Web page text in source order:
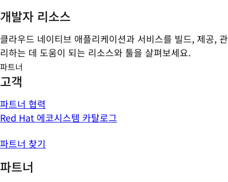
개발자 리소스
클라우드 네이티브 애플리케이션과 서비스를 빌드, 제공, 관
리하는 데 도움이 되는 리소스와 툴을 살펴보세요.
파트너
고객
파트너 협력
Red Hat 에코시스템 카탈로그
파트너 찾기
파트너